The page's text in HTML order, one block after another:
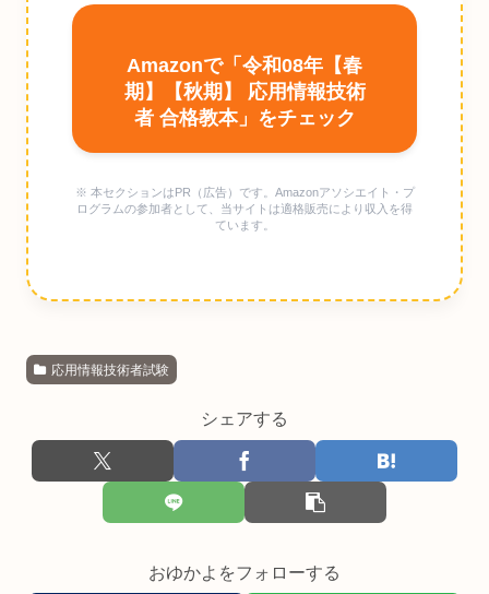
Amazonで「令和08年【春
期】【秋期】 応用情報技術
者 合格教本」をチェック
※ 本セクションはPR（広告）です。Amazonアソシエイト・プ
ログラムの参加者として、当サイトは適格販売により収入を得
ています。
応用情報技術者試験
シェアする
おゆかよをフォローする